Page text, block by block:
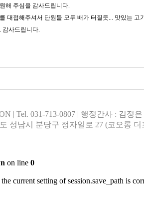
해 주심을 감사드립니다.
대접해주셔서 단원들 모두 배가 터질듯... 맛있는 고
감사드립니다.
| Tel. 031-713-0807 | 행정간사 : 김정은
성남시 분당구 정자일로 27 (코오롱
on line 0
current setting of session.save_path is